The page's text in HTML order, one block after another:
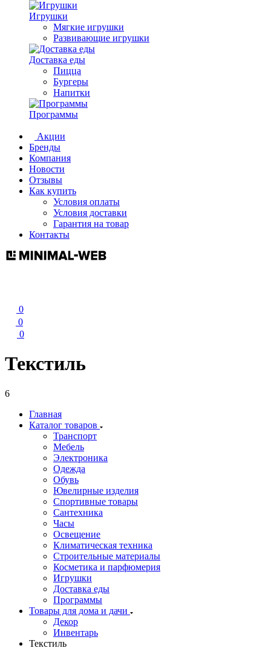
Игрушки
Мягкие игрушки
Развивающие игрушки
Доставка еды
Пицца
Бургеры
Напитки
Программы
Акции
Бренды
Компания
Новости
Отзывы
Как купить
Условия оплаты
Условия доставки
Гарантия на товар
Контакты
0
0
0
Текстиль
6
Главная
Каталог товаров
Транспорт
Мебель
Электроника
Одежда
Обувь
Ювелирные изделия
Спортивные товары
Сантехника
Часы
Освещение
Климатическая техника
Строительные материалы
Косметика и парфюмерия
Игрушки
Доставка еды
Программы
Товары для дома и дачи
Декор
Инвентарь
Текстиль